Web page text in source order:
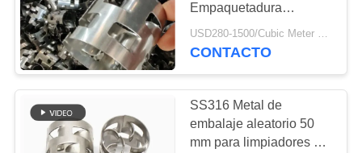
Cojín del separador
de partículas de la
malla de alambre
Empaquetadura
Aleatoria en Torres
Químicas
CONTACTO
SS316 Metal de
embalaje aleatorio 50
mm para limpiadores de